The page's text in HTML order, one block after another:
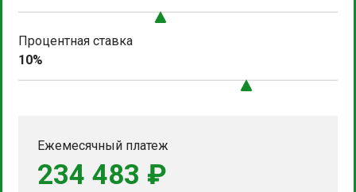
Процентная ставка
10%
Ежемесячный платеж
234 483 ₽